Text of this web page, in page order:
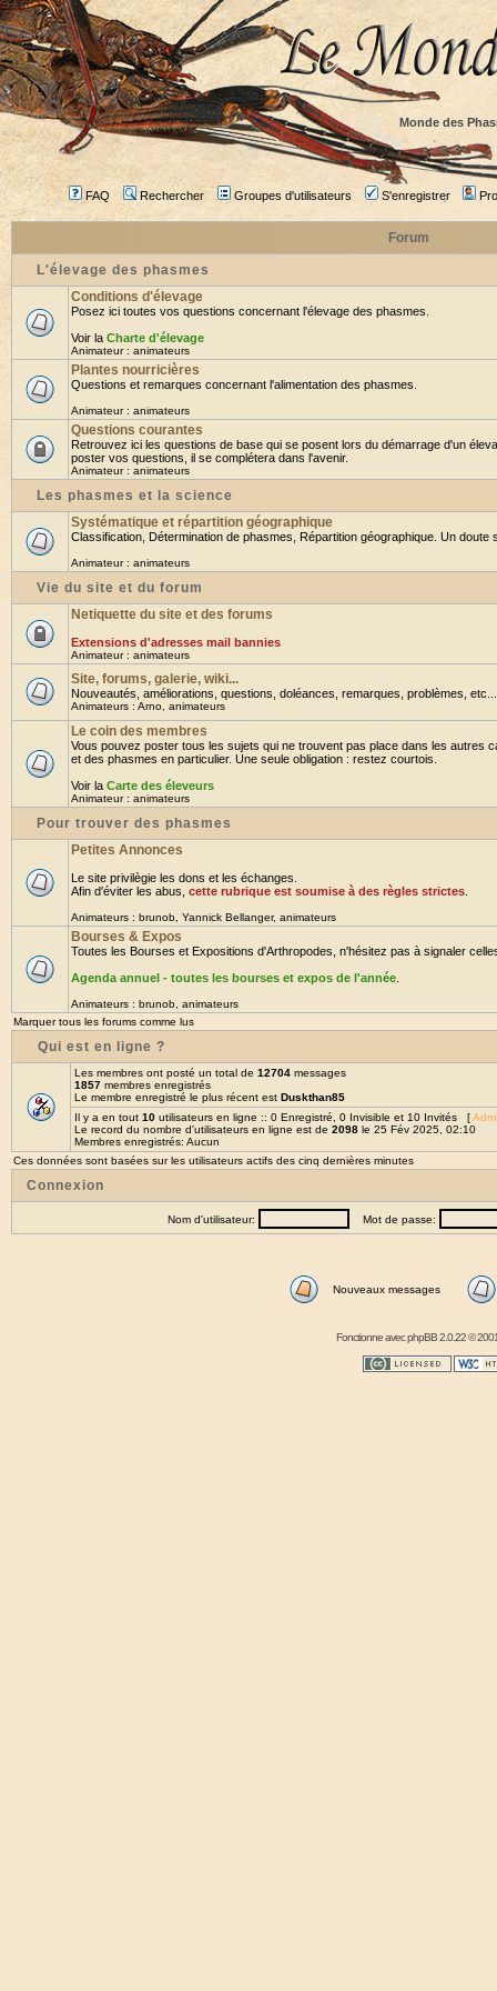
Monde des
FAQ Rechercher Groupes d'utilisateurs S'enregistrer
Forum
L'élevage des phasmes
Conditions d'élevage
Posez ici toutes vos questions concernant l'élevage des phasmes.
Voir la Charte d'élevage
Animateur : animateurs
Plantes nourricières
Questions et remarques concernant l'alimentation des phasmes.
Animateur : animateurs
Questions courantes
Retrouvez ici les questions de base qui se posent lors du démarrage d'un
poster vos questions, il se complétera dans l'avenir.
Animateur : animateurs
Les phasmes et la science
Systématique et répartition géographique
Classification, Détermination de phasmes, Répartition géographique. Un doute
Animateur : animateurs
Vie du site et du forum
Netiquette du site et des forums
Extensions d'adresses mail bannies
Animateur : animateurs
Site, forums, galerie, wiki...
Nouveautés, améliorations, questions, doléances, remarques, problèmes,
Animateurs : Arno animateurs
Le coin des membres
Vous pouvez poster tous les sujets qui ne trouvent pas place dans les autres
et des phasmes en particulier. Une seule obligation : restez courtois.
Voir la Carte des éleveurs
Animateur : animateurs
Pour trouver des phasmes
Petites Annonces
Le site privilègie les dons et les échanges.
Afin d'éviter les abus, cette rubrique est soumise à des règles strictes
Animateurs : brunob Yannick Bellanger, animateurs
Bourses & Expos
Toutes les Bourses et Expositions d'Arthropodes, n'hésitez pas à signaler
Agenda annuel - toutes les bourses et expos de l'année
Animateurs : brunob animateurs
Marquer tous les forums comme lus
Qui est en ligne ?
Les membres ont posté un total de 12704 messages
1857 membres enregistrés
Le membre enregistré le plus récent est Duskthan85
Il y a en tout 10 utilisateurs en ligne :: 0 Enregistré, 0 Invisible et 10 Invités [
Le record du nombre d'utilisateurs en ligne est de 2098 le 25 Fév 2025, 02:10
Membres enregistrés: Aucun
Ces données sont basées sur les utilisateurs actifs des cinq dernières minutes
Connexion
Nom d'utilisateur: Mot de passe:
Nouveaux messages
Fonctionne avecphpBB2.0.22 ©